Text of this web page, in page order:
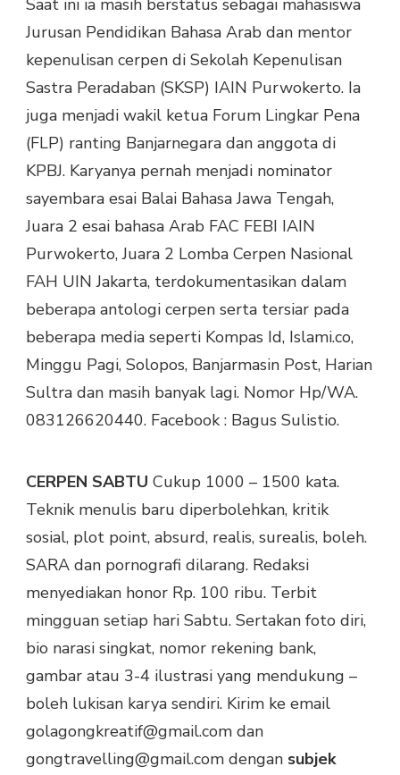
Saat ini ia masih berstatus sebagai mahasiswa
Jurusan Pendidikan Bahasa Arab dan mentor
kepenulisan cerpen di Sekolah Kepenulisan
Sastra Peradaban (SKSP) IAIN Purwokerto. Ia
juga menjadi wakil ketua Forum Lingkar Pena
(FLP) ranting Banjarnegara dan anggota di
KPBJ. Karyanya pernah menjadi nominator
sayembara esai Balai Bahasa Jawa Tengah,
Juara 2 esai bahasa Arab FAC FEBI IAIN
Purwokerto, Juara 2 Lomba Cerpen Nasional
FAH UIN Jakarta, terdokumentasikan dalam
beberapa antologi cerpen serta tersiar pada
beberapa media seperti Kompas Id, Islami.co,
Minggu Pagi, Solopos, Banjarmasin Post, Harian
Sultra dan masih banyak lagi. Nomor Hp/WA.
083126620440. Facebook : Bagus Sulistio.
CERPEN SABTU Cukup 1000 – 1500 kata.
Teknik menulis baru diperbolehkan, kritik
sosial, plot point, absurd, realis, surealis, boleh.
SARA dan pornografi dilarang. Redaksi
menyediakan honor Rp. 100 ribu. Terbit
mingguan setiap hari Sabtu. Sertakan foto diri,
bio narasi singkat, nomor rekening bank,
gambar atau 3-4 ilustrasi yang mendukung –
boleh lukisan karya sendiri. Kirim ke email
golagongkreatif@gmail.com dan
gongtravelling@gmail.com dengan subjek